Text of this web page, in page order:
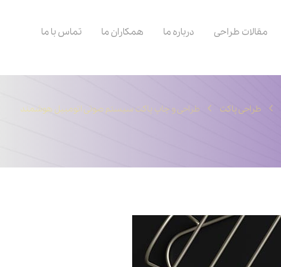
مقالات طراحی درباره ما همکاران ما تماس با ما
طراحی پاکت طراحی و چاپ پاکت سیستم صوتی اتومبیل هوشمند